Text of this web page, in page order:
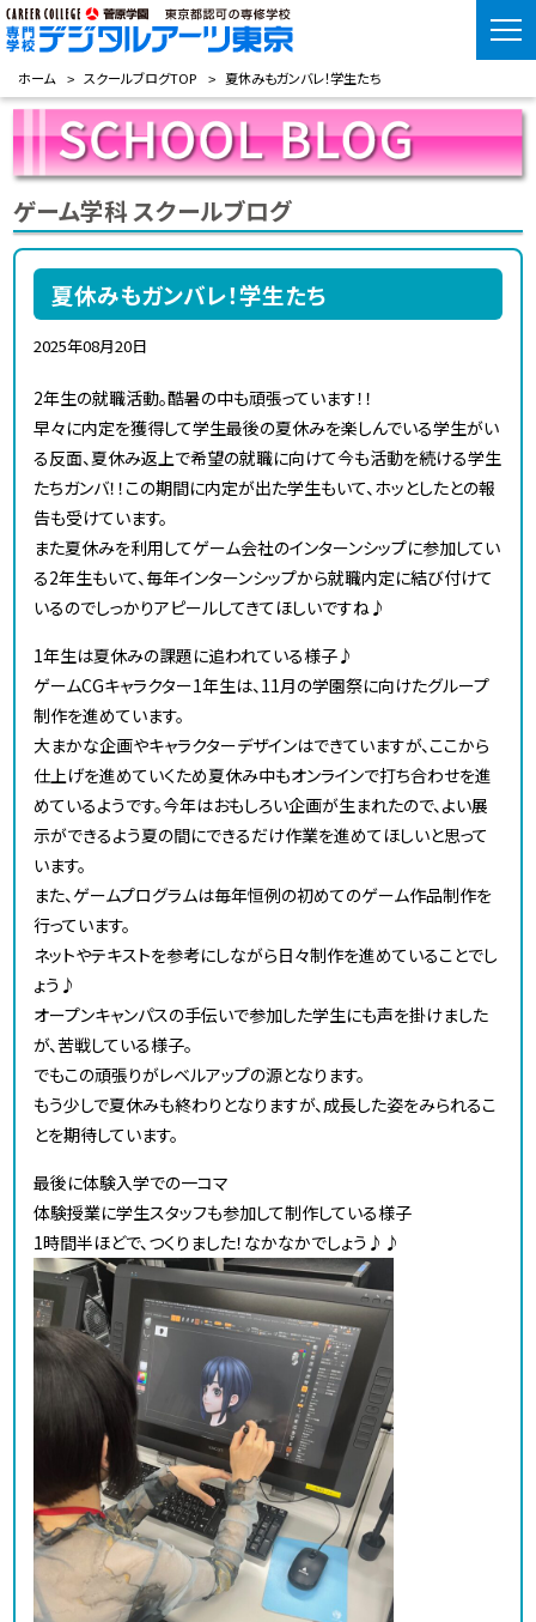
ホーム スクールブログTOP 夏休みもガンバレ！学生たち
ゲーム学科 スクールブログ
夏休みもガンバレ！学生たち
2025年08月20日
2年生の就職活動。酷暑の中も頑張っています！！
早々に内定を獲得して学生最後の夏休みを楽しんでいる学生がい
る反面、夏休み返上で希望の就職に向けて今も活動を続ける学生
たちガンバ！！この期間に内定が出た学生もいて、ホッとしたとの報
告も受けています。
また夏休みを利用してゲーム会社のインターンシップに参加してい
る2年生もいて、毎年インターンシップから就職内定に結び付けて
いるのでしっかりアピールしてきてほしいですね♪
1年生は夏休みの課題に追われている様子♪
ゲームCGキャラクター1年生は、11月の学園祭に向けたグループ
制作を進めています。
大まかな企画やキャラクターデザインはできていますが、ここから
仕上げを進めていくため夏休み中もオンラインで打ち合わせを進
めているようです。今年はおもしろい企画が生まれたので、よい展
示ができるよう夏の間にできるだけ作業を進めてほしいと思って
います。
また、ゲームプログラムは毎年恒例の初めてのゲーム作品制作を
行っています。
ネットやテキストを参考にしながら日々制作を進めていることでし
ょう♪
オープンキャンパスの手伝いで参加した学生にも声を掛けました
が、苦戦している様子。
でもこの頑張りがレベルアップの源となります。
もう少しで夏休みも終わりとなりますが、成長した姿をみられるこ
とを期待しています。
最後に体験入学での一コマ
体験授業に学生スタッフも参加して制作している様子
1時間半ほどで、つくりました！なかなかでしょう♪♪